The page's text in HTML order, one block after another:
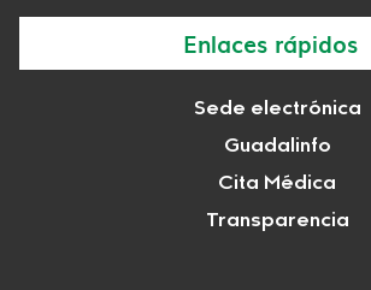
Enlaces rápidos
Sede electrónica
Guadalinfo
Cita Médica
Transparencia